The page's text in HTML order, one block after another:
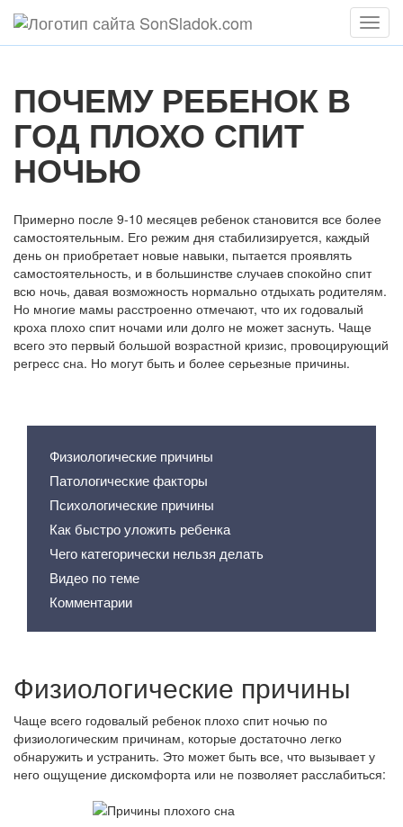
Меню
ПОЧЕМУ РЕБЕНОК В
ГОД ПЛОХО СПИТ
НОЧЬЮ
Примерно после 9-10 месяцев ребенок становится все более
самостоятельным. Его режим дня стабилизируется, каждый
день он приобретает новые навыки, пытается проявлять
самостоятельность, и в большинстве случаев спокойно спит
всю ночь, давая возможность нормально отдыхать родителям.
Но многие мамы расстроенно отмечают, что их годовалый
кроха плохо спит ночами или долго не может заснуть. Чаще
всего это первый большой возрастной кризис, провоцирующий
регресс сна. Но могут быть и более серьезные причины.
Физиологические причины
Патологические факторы
Психологические причины
Как быстро уложить ребенка
Чего категорически нельзя делать
Видео по теме
Комментарии
Физиологические причины
Чаще всего годовалый ребенок плохо спит ночью по
физиологическим причинам, которые достаточно легко
обнаружить и устранить. Это может быть все, что вызывает у
него ощущение дискомфорта или не позволяет расслабиться: